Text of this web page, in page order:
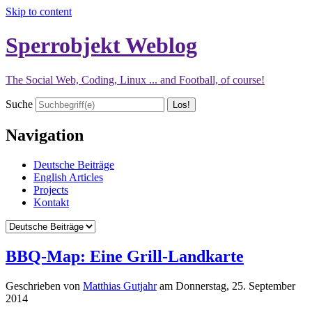
Skip to content
Sperrobjekt Weblog
The Social Web, Coding, Linux ... and Football, of course!
Suche
Navigation
Deutsche Beiträge
English Articles
Projects
Kontakt
BBQ-Map: Eine Grill-Landkarte
Geschrieben von Matthias Gutjahram Donnerstag, 25. September
2014